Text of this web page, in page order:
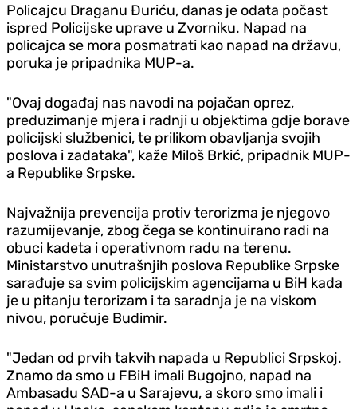
Policajcu Draganu Đuriću, danas je odata počast
ispred Policijske uprave u Zvorniku. Napad na
policajca se mora posmatrati kao napad na državu,
poruka je pripadnika MUP-a.
"Ovaj događaj nas navodi na pojačan oprez,
preduzimanje mjera i radnji u objektima gdje borave
policijski službenici, te prilikom obavljanja svojih
poslova i zadataka", kaže Miloš Brkić, pripadnik MUP-
a Republike Srpske.
Najvažnija prevencija protiv terorizma je njegovo
razumijevanje, zbog čega se kontinuirano radi na
obuci kadeta i operativnom radu na terenu.
Ministarstvo unutrašnjih poslova Republike Srpske
sarađuje sa svim policijskim agencijama u BiH kada
je u pitanju terorizam i ta saradnja je na viskom
nivou, poručuje Budimir.
"Jedan od prvih takvih napada u Republici Srpskoj.
Znamo da smo u FBiH imali Bugojno, napad na
Ambasadu SAD-a u Sarajevu, a skoro smo imali i